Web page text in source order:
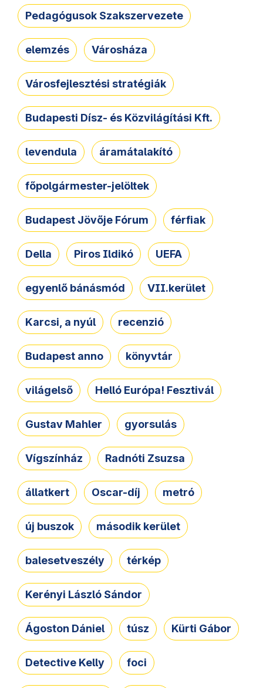
Pedagógusok Szakszervezete
elemzés Városháza
Városfejlesztési stratégiák
Budapesti Dísz- és Közvilágítási Kft.
levendula áramátalakító
főpolgármester-jelöltek
Budapest Jövője Fórum férfiak
Della Piros Ildikó UEFA
egyenlő bánásmód VII.kerület
Karcsi, a nyúl recenzió
Budapest anno könyvtár
világelső Helló Európa! Fesztivál
Gustav Mahler gyorsulás
Vígszínház Radnóti Zsuzsa
állatkert Oscar-díj metró
új buszok második kerület
balesetveszély térkép
Kerényi László Sándor
Ágoston Dániel túsz Kürti Gábor
Detective Kelly foci